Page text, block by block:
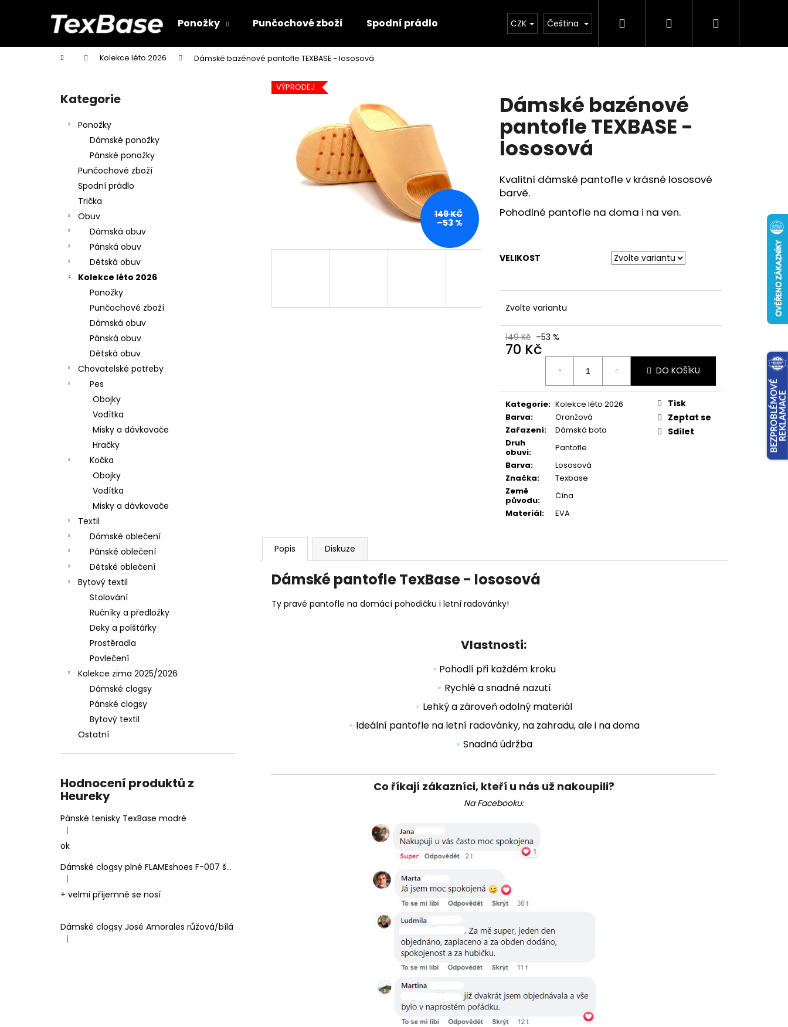
Ponožky Punčochové zboží Spodní prádlo Obuv Kolekce léto 2026 Chovatelské
CZK Čeština Hledat PřihlášeníNákupní
Domů Kolekce léto 2026 Dámské bazénové pantofle TEXBASE - lososová
Přeskočit
kategorie
Kategorie
Ponožky
Dámské ponožky
Pánské ponožky
Punčochové zboží
Spodní prádlo
Trička
Obuv
Dámská obuv
Pánská obuv
Dětská obuv
Kolekce léto 2026
Ponožky
Punčochové zboží
Dámská obuv
Pánská obuv
Dětská obuv
Chovatelské potřeby
Pes
Obojky
Vodítka
Misky a dávkovače
Hračky
Kočka
Obojky
Vodítka
Misky a dávkovače
Textil
Dámské oblečení
Pánské oblečení
Dětské oblečení
Bytový textil
Stolování
Ručníky a předložky
Deky a polštářky
Prostěradla
Povlečení
Kolekce zima 2025/2026
Dámské clogsy
Pánské clogsy
Bytový textil
Ostatní
Hodnocení produktů z
Heureky
Pánské tenisky TexBase modré
Hodnocení produktu je 5 z 5 hvězdiček.
|
ok
Dámské clogsy plné FLAMEshoes F-007 šedé
Hodnocení produktu je 5 z 5 hvězdiček.
|
+ velmi příjemně se nosí
Dámské clogsy José Amorales růžová/bílá
Hodnocení produktu je 4 z 5 hvězdiček.
|
Dámské bazénové
pantofle TEXBASE -
lososová
Kvalitní dámské pantofle v krásné lososové
barvě.
Pohodlné pantofle na doma i na ven.
VELIKOST
Zvolte variantu
149 Kč –53 %
70 Kč
DO KOŠÍKU
Kategorie: Kolekce léto 2026
Barva:
Oranžová
Zařazení:
Dámská bota
Druh
obuvi:
Pantofle
Barva:
Lososová
Značka:
Texbase
Země
původu:
Čína
Materiál: EVA
Tisk
Zeptat se
Sdílet
VÝPRODEJ
149 KČ
–53 %
Popis Diskuze
Dámské pantofle TexBase - lososová
Ty pravé pantofle na domácí pohodičku i letní radovánky!
Vlastnosti:
• Pohodlí při každém kroku
• Rychlé a snadné nazutí
• Lehký a zároveň odolný materiál
• Ideální pantofle na letní radovánky, na zahradu, ale i na doma
• Snadná údržba
Co říkají zákazníci, kteří u nás už nakoupili?
Na Facebooku:
í
Zpět
do
Zpět
do
Co potřebujete najít?
Doporučujeme